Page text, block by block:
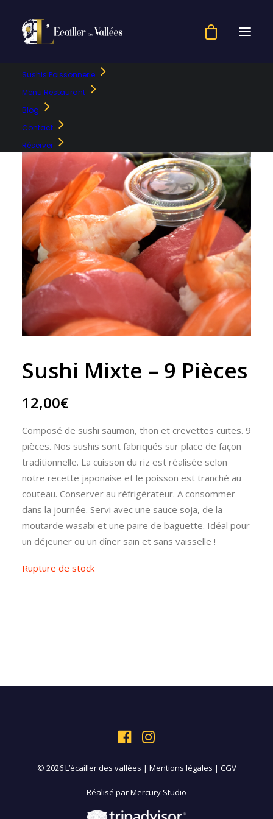
Sushis Poissonnerie
Menu Restaurant
Blog
Contact
Réserver
Sushi Mixte – 9 Pièces
12,00€
Composé de sushi saumon, thon et crevettes cuites. 9
pièces. Nos sushis sont fabriqués sur place de façon
traditionnelle. La cuisson du riz est réalisée selon
notre recette japonaise et le poisson est tranché au
couteau. Conserver au réfrigérateur. A consommer
dans la journée. Servi avec une sauce soja, de la
moutarde wasabi et une paire de baguette. Idéal pour
un déjeuner ou un dîner sain et sans vaisselle !
Rupture de stock
© 2026 L’écailler des vallées | Mentions légales | CGV
Réalisé parMercury Studio